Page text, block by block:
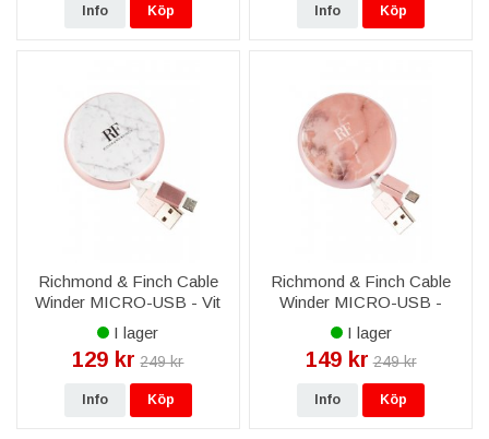
Info Köp Info Köp
Richmond & Finch Cable
Winder MICRO-USB - Vit
Marmor
I lager
129 kr 249 kr
Info Köp
Richmond & Finch Cable
Winder MICRO-USB -
Rosa Marmor
I lager
149 kr 249 kr
Info Köp